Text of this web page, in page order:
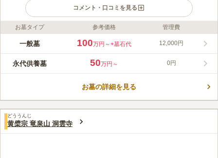
コメント・口コミを見る
ライフドット編集部のコメント
祥雲寺は寺院墓地で、曹洞宗の檀家になることでお墓を建立する
も利用可能で、お墓の継承者が居ない方でも安心して眠れます。
祥雲寺境内には、本堂や斎場だけではなく、別邸や客殿そして庭
プされるので、会いたくなったら24時間いつでもお参りできま
この霊園はまだ誰からも評価されていません。
お墓タイプ 参考価格 管理費
一般墓 100万円～+墓石代 12,000円
永代供養墓 50万円～ 0円
お墓の詳細を見る
どううんじ
黄檗宗 竜泉山 洞雲寺